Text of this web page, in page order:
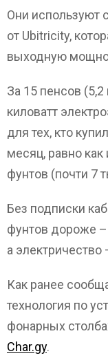
Они используют
от Ubitricity,
выходную
За 15 пенсов (5,2
киловатт
для тех, кто
месяц, равно как
фунтов (почти 7
Без подписки
фунтов дороже –
а электричество
Как ранее
технология по
фонарных
Char.gy.